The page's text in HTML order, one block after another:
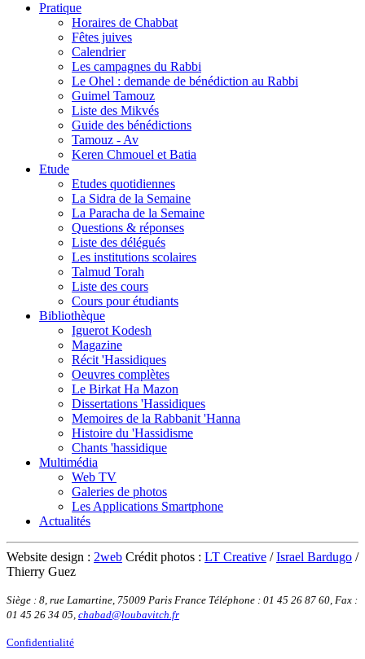
Pratique
Horaires de Chabbat
Fêtes juives
Calendrier
Les campagnes du Rabbi
Le Ohel : demande de bénédiction au Rabbi
Guimel Tamouz
Liste des Mikvés
Guide des bénédictions
Tamouz - Av
Keren Chmouel et Batia
Etude
Etudes quotidiennes
La Sidra de la Semaine
La Paracha de la Semaine
Questions & réponses
Liste des délégués
Les institutions scolaires
Talmud Torah
Liste des cours
Cours pour étudiants
Bibliothèque
Iguerot Kodesh
Magazine
Récit 'Hassidiques
Oeuvres complètes
Le Birkat Ha Mazon
Dissertations 'Hassidiques
Memoires de la Rabbanit 'Hanna
Histoire du 'Hassidisme
Chants 'hassidique
Multimédia
Web TV
Galeries de photos
Les Applications Smartphone
Actualités
Website design : 2web Crédit photos : LT Creative /Israel Bardugo /
Thierry Guez
Siège : 8, rue Lamartine, 75009 Paris France Téléphone : 01 45 26 87 60, Fax :
01 45 26 34 05, chabad@loubavitch.fr
Confidentialité